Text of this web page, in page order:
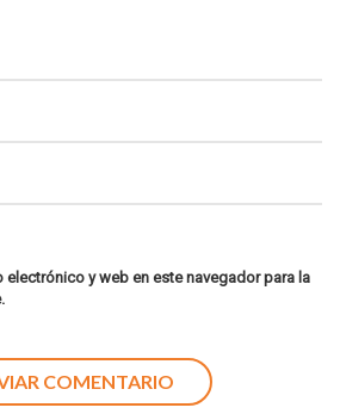
electrónico y web en este navegador para la